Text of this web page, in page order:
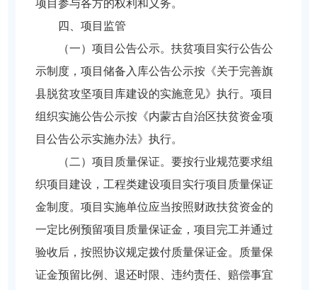
项目参与各方的权利和义务。
四、项目监管
（一）项目公告公示。扶贫项目实行公告公
示制度，项目储备入库公告公示按《关于完善旗
县脱贫攻坚项目库建设的实施意见》执行。项目
组织实施公告公示按《内蒙古自治区扶贫资金项
目公告公示实施办法》执行。
（二）项目质量保证。要按行业规范要求组
织项目建设，工程类建设项目实行项目质量保证
金制度。项目实施单位应当按照财政扶贫资金的
一定比例预留项目质量保证金，项目完工并通过
验收后，按照协议规定拨付质量保证金。质量保
证金预留比例、退还时限、违约责任、赔偿事宜